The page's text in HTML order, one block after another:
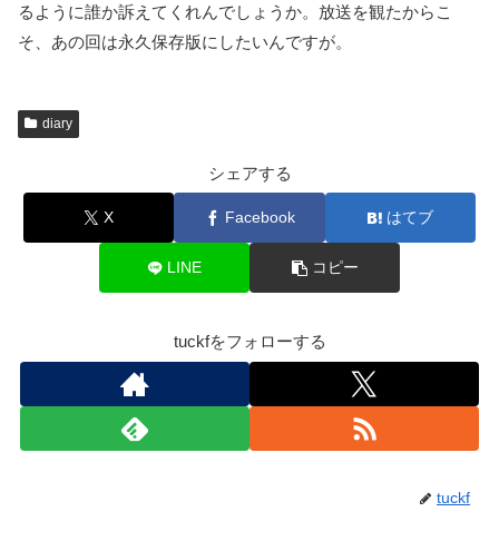
るように誰か訴えてくれんでしょうか。放送を観たからこ
そ、あの回は永久保存版にしたいんですが。
diary
シェアする
X Facebook はてブ
LINE コピー
tuckfをフォローする
tuckf